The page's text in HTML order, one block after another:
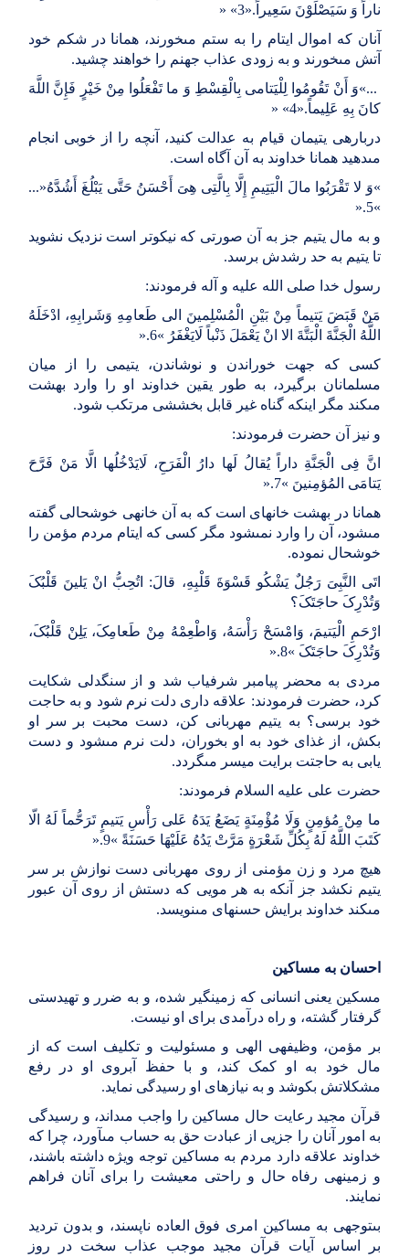
ناراً وَ سَیَصْلَوْنَ سَعِیراً » «3».
آنان که اموال ایتام را به ستم مى‏خورند، همانا در شکم خود
آتش مى‏خورند و به زودى عذاب جهنم را خواهند چشید.
«...وَ أَنْ تَقُومُوا لِلْیَتامى‏ بِالْقِسْطِ وَ ما تَفْعَلُوا مِنْ خَیْرٍ فَإِنَّ اللَّهَ
کانَ بِهِ عَلِیماً» «4».
درباره‏ى یتیمان قیام به عدالت کنید، آنچه را از خوبى انجام
مى‏دهید همانا خداوند به آن آگاه است.
«وَ لا تَقْرَبُوا مالَ الْیَتِیمِ إِلَّا بِالَّتِی هِیَ أَحْسَنُ حَتَّى یَبْلُغَ أَشُدَّهُ...»
«
5
».
و به مال یتیم جز به آن صورتى که نیکوتر است نزدیک نشوید
تا یتیم به حد رشدش برسد.
رسول خدا صلى الله علیه و آله فرمودند:
مَنْ قَبَضَ یَتیماً مِنْ بَیْنِ الْمُسْلِمینَ الى‏ طَعامِهِ وَشَرابِهِ، ادْخَلَهُ
اللَّهُ الْجَنَّةَ الْبَتَّةَ الا انْ یَعْمَلَ ذَنْباً لَایَغْفَرُ «
6
».
کسى که جهت خوراندن و نوشاندن، یتیمى را از میان
مسلمانان برگیرد، به طور یقین خداوند او را وارد بهشت
مى‏کند مگر اینکه گناه غیر قابل بخششى مرتکب شود.
و نیز آن حضرت فرمودند:
انَّ فِى الْجَنَّةِ داراً یُقالُ لَها دارُ الْفَرَحِ، لَایَدْخُلُها الَّا مَنْ فَرَّحَ
یَتامَى المُؤمِنینَ‏ «
7
».
همانا در بهشت خانه‏اى است که به آن خانه‏ى خوشحالى گفته
مى‏شود، آن را وارد نمى‏شود مگر کسى که ایتام مردم مؤمن را
خوشحال نموده.
اتَى النَّبِىَ رَجُلٌ یَشْکُو قَسْوَةَ قَلْبِهِ، قالَ: اتُحِبُّ انْ یَلینَ قَلْبُکَ
وَتُدْرِکَ حاجَتَکَ؟
ارْحَمِ الْیَتیمَ، وَامْسَحْ رَأْسَهُ، وَاطْعِمْهُ مِنْ طَعامِکَ، یَلِنْ قَلْبُکَ،
وَتُدْرِکَ حاجَتَکَ‏ «
8
».
مردى به محضر پیامبر شرفیاب شد و از سنگدلى شکایت
کرد، حضرت فرمودند: علاقه دارى دلت نرم شود و به حاجت
خود برسى؟ به یتیم مهربانى کن، دست محبت بر سر او
بکش، از غذاى خود به او بخوران، دلت نرم مى‏شود و دست
یابى به حاجتت برایت میسر مى‏گردد.
حضرت على علیه السلام فرمودند:
ما مِنْ مُؤمِنٍ وَلَا مُؤْمِنَةٍ یَضَعُ یَدَهُ عَلى‏ رَأْسِ یَتیمٍ تَرَحُّماً لَهُ الّا
کَتَبَ اللَّهُ لَهُ بِکُلِّ شَعْرَةٍ مَرَّتْ یَدُهُ عَلَیْهَا حَسَنَةً «
9
».
هیچ مرد و زن مؤمنى از روى مهربانى دست نوازش بر سر
یتیم نکشد جز آنکه به هر مویى که دستش از روى آن عبور
مى‏کند خداوند برایش حسنه‏اى مى‏نویسد.
احسان به مساکین‏
مسکین یعنى انسانى که زمین‏گیر شده، و به ضرر و تهیدستى
گرفتار گشته، و راه درآمدى براى او نیست.
بر مؤمن، وظیفه‏ى الهى و مسئولیت و تکلیف است که از
مال خود به او کمک کند، و با حفظ آبروى او در رفع
مشکلاتش بکوشد و به نیازهاى او رسیدگى نماید.
قرآن مجید رعایت حال مساکین را واجب مى‏داند، و رسیدگى
به امور آنان را جزیى از عبادت حق به حساب مى‏آورد، چرا که
خداوند علاقه دارد مردم به مساکین توجه ویژه داشته باشند،
و زمینه‏ى رفاه حال و راحتى معیشت را براى آنان فراهم
نمایند.
بى‏توجهى به مساکین امرى فوق العاده ناپسند، و بدون تردید
بر اساس آیات قرآن مجید موجب عذاب سخت در روز